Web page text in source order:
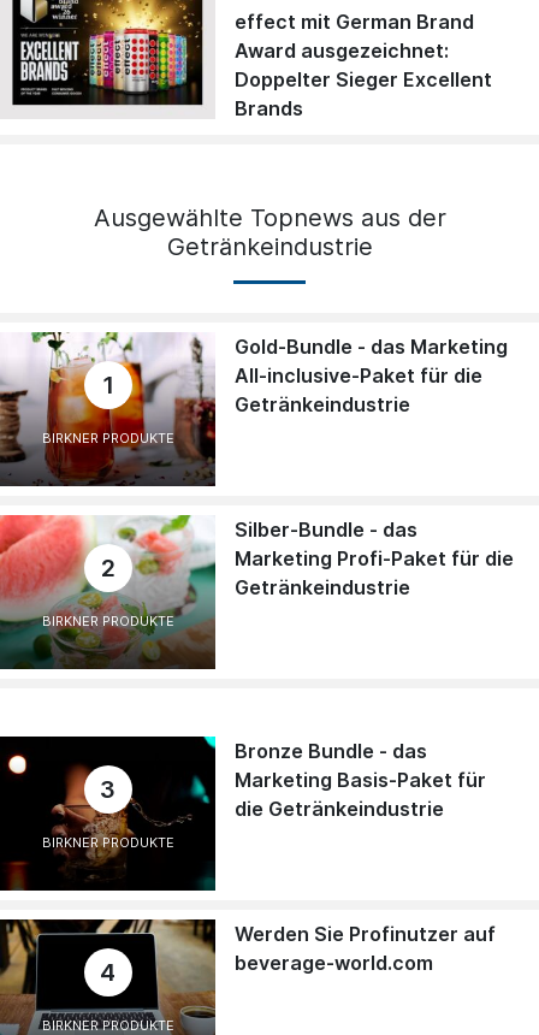
effect mit German Brand
Award ausgezeichnet:
Doppelter Sieger Excellent
Brands
Ausgewählte Topnews aus der
Getränkeindustrie
1
BIRKNER PRODUKTE
Gold-Bundle - das Marketing
All-inclusive-Paket für die
Getränkeindustrie
2
BIRKNER PRODUKTE
Silber-Bundle - das
Marketing Profi-Paket für die
Getränkeindustrie
3
BIRKNER PRODUKTE
Bronze Bundle - das
Marketing Basis-Paket für
die Getränkeindustrie
4
BIRKNER PRODUKTE
Werden Sie Profinutzer auf
beverage-world.com